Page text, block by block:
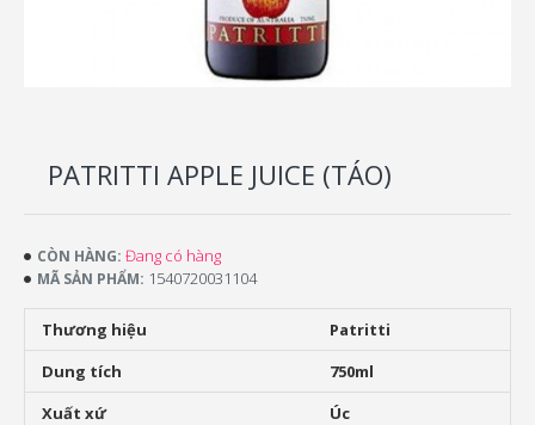
PATRITTI APPLE JUICE (TÁO)
Thương hiệu
Patritti
Dung tích
750ml
Xuất xứ
Úc
CÒN HÀNG: Đang có hàng
MÃ SẢN PHẨM: 1540720031104